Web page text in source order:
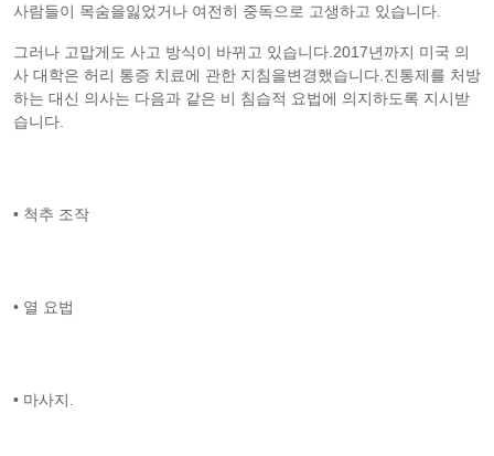
사람들이 목숨을잃었거나 여전히 중독으로 고생하고 있습니다.
그러나 고맙게도 사고 방식이 바뀌고 있습니다.2017년까지 미국 의
사 대학은 허리 통증 치료에 관한 지침을변경했습니다.진통제를 처방
하는 대신 의사는 다음과 같은 비 침습적 요법에 의지하도록 지시받
습니다.
• 척추 조작
• 열 요법
• 마사지.